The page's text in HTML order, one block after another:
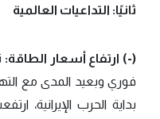
ثانيًا: التداعيات العالمية
(-) ارتفاع أسعار الطاقة:
فوري وبعيد المدى مع